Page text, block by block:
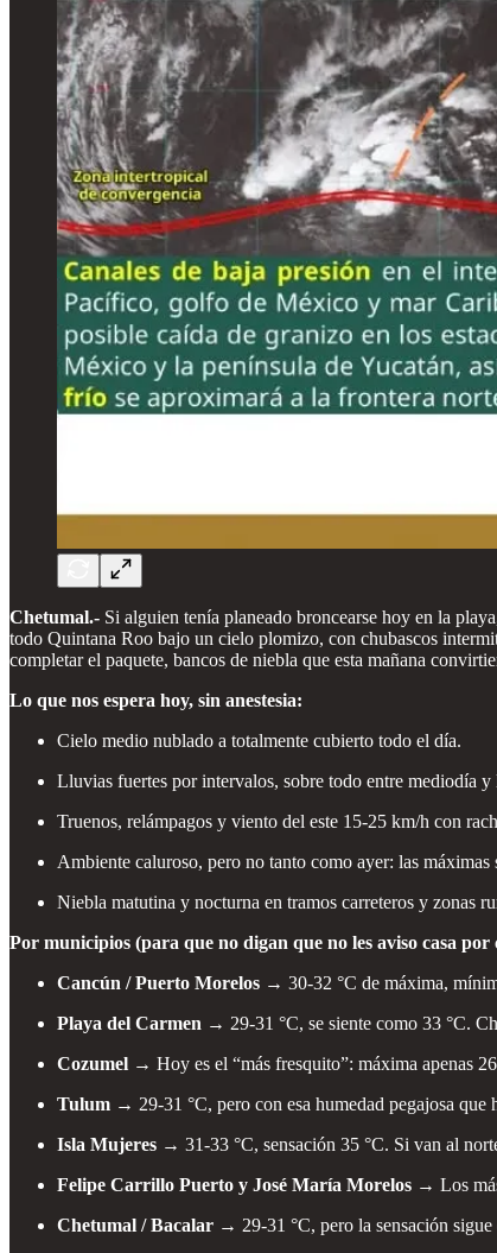
Chetumal.- Si alguien tenía planeado broncearse hoy en la
todo Quintana Roo bajo un cielo plomizo, con chubascos
completar el paquete, bancos de niebla que esta mañana
Lo que nos espera hoy, sin anestesia:
Cielo medio nublado a totalmente cubierto todo el día.
Lluvias fuertes por intervalos, sobre todo entre mediodía y
Truenos, relámpagos y viento del este 15-25 km/h con
Ambiente caluroso, pero no tanto como ayer: las
Niebla matutina y nocturna en tramos carreteros y zonas
Por municipios (para que no digan que no les aviso casa por
Cancún / Puerto Morelos → 30-32 °C de máxima,
Playa del Carmen → 29-31 °C, se siente como 33 °C.
Cozumel → Hoy es el “más fresquito”: máxima apenas
Tulum → 29-31 °C, pero con esa humedad pegajosa que
Isla Mujeres → 31-33 °C, sensación 35 °C. Si van al
Felipe Carrillo Puerto y José María Morelos → Los
Chetumal / Bacalar → 29-31 °C, pero la sensación